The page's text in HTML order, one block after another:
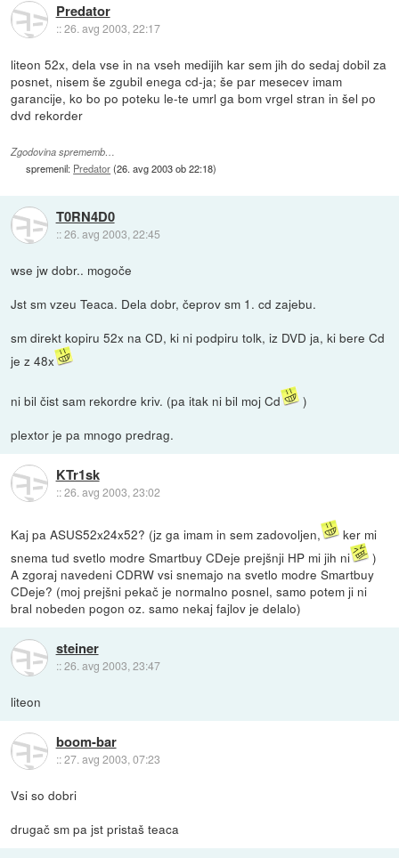
Predator
::26. avg 2003, 22:17
liteon 52x, dela vse in na vseh medijih kar sem jih do sedaj dobil za
posnet, nisem še zgubil enega cd-ja; še par mesecev imam
garancije, ko bo po poteku le-te umrl ga bom vrgel stran in šel po
dvd rekorder
Zgodovina sprememb…
spremenil: Predator(26. avg 2003 ob 22:18)
T0RN4D0
::26. avg 2003, 22:45
wse jw dobr.. mogoče
Jst sm vzeu Teaca. Dela dobr, čeprov sm 1. cd zajebu.
sm direkt kopiru 52x na CD, ki ni podpiru tolk, iz DVD ja, ki bere Cd
je z 48x
ni bil čist sam rekordre kriv. (pa itak ni bil moj Cd
)
plextor je pa mnogo predrag.
KTr1sk
::26. avg 2003, 23:02
Kaj pa ASUS52x24x52? (jz ga imam in sem zadovoljen,
ker mi
snema tud svetlo modre Smartbuy CDeje prejšnji HP mi jih ni
)
A zgoraj navedeni CDRW vsi snemajo na svetlo modre Smartbuy
CDeje? (moj prejšni pekač je normalno posnel, samo potem ji ni
bral nobeden pogon oz. samo nekaj fajlov je delalo)
steiner
::26. avg 2003, 23:47
liteon
boom-bar
::27. avg 2003, 07:23
Vsi so dobri
drugač sm pa jst pristaš teaca